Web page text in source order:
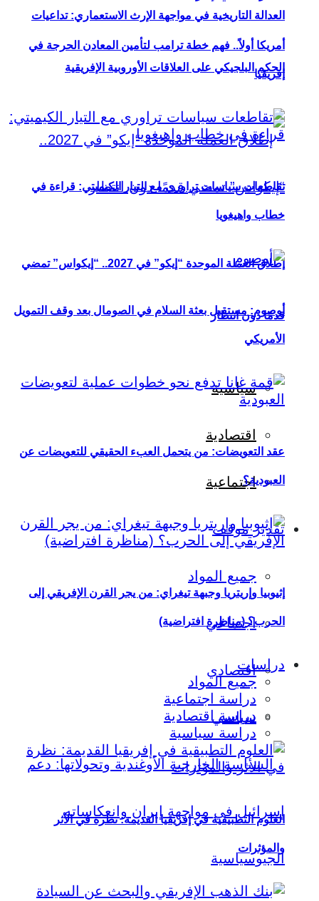
العدالة التاريخية في مواجهة الإرث الاستعماري: تداعيات
الحكم البلجيكي على العلاقات الأوروبية الإفريقية
إطلاق العملة الموحدة “إيكو” في 2027.. “إيكواس” تمضي
قدمًا دون انتظار
سياسية
اقتصادية
اجتماعية
تقدير موقف
جميع المواد
اجتماعي
اقتصادي
سياسي
أمريكا أولاً.. فهم خطة ترامب لتأمين المعادن الحرجة في
إفريقيا
تقاطعات سياسات تراوري مع التيار الكيميتي: قراءة في
خطاب واهيغويا
أوصوم: مستقبل بعثة السلام في الصومال بعد وقف التمويل
الأمريكي
عقد التعويضات: من يتحمل العبء الحقيقي للتعويضات عن
العبودية؟
إثيوبيا وإريتريا وجبهة تيغراي: من يجر القرن الإفريقي إلى
الحرب؟ (مناظرة افتراضية)
دراسات
جميع المواد
دراسة اجتماعية
دراسة اقتصادية
دراسة سياسية
العلوم التطبيقية في إفريقيا القديمة: نظرة في الأثر
والمؤثرات